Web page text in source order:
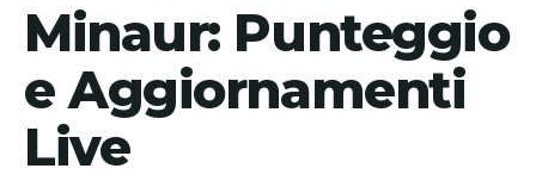
Minaur: Punteggio
e Aggiornamenti
Live